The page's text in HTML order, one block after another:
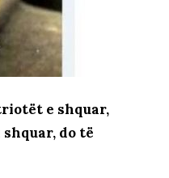
e shquar,
do të